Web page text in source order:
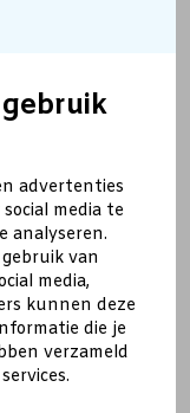
advertenties
media te
analyseren.
van
media,
kunnen deze
die je
verzameld